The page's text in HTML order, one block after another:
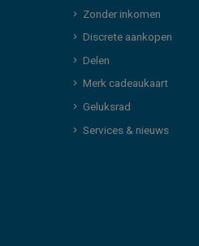
Zonder inkomen
Discrete aankopen
Delen
Merk cadeaukaart
Geluksrad
Services & nieuws